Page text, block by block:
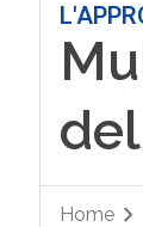
Home